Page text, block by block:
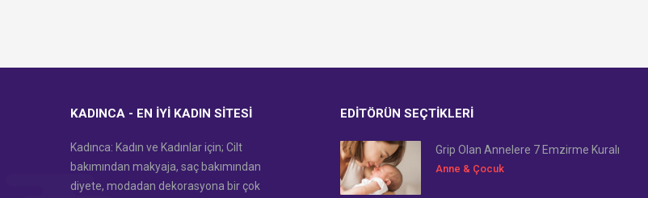
KADINCA - EN İYI KADIN SITESI
Kadınca: Kadın ve Kadınlar için; Cilt
bakımından makyaja, saç bakımından
diyete, modadan dekorasyona bir çok
EDITÖRÜN SEÇTIKLERI
Grip Olan Annelere 7 Emzirme Kuralı
Anne & Çocuk